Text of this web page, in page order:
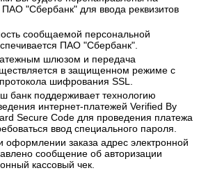
"Сбербанк" для ввода реквизитов
сообщаемой персональной
ПАО "Сбербанк".
шлюзом и передача
в защищенном режиме с
шифрования SSL.
банк поддерживает технологию
интернет-платежей Verified By
Secure Code для проведения платежа
ввод специального пароля.
оформлении заказа адрес электронной
сообщение об авторизации
кассовый чек.